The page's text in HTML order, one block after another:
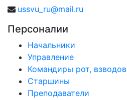
ussvu_ru@mail.ru
Персоналии
Начальники
Управление
Командиры рот, взводов
Старшины
Преподаватели